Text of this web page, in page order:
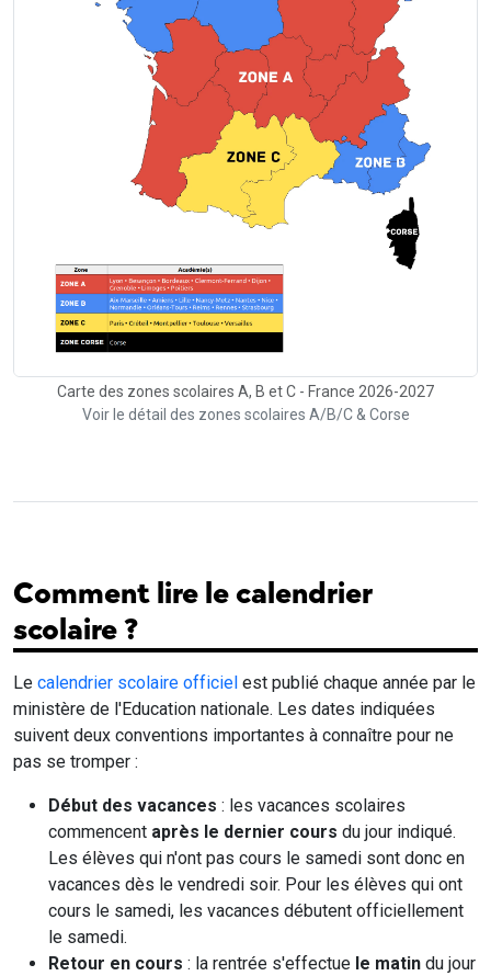
Carte des zones scolaires A, B et C - France 2026-2027
Voir le détail des zones scolaires A/B/C & Corse
Comment lire le calendrier
scolaire ?
Le calendrier scolaire officiel est publié chaque année par le
ministère de l'Education nationale. Les dates indiquées
suivent deux conventions importantes à connaître pour ne
pas se tromper :
Début des vacances : les vacances scolaires
commencent après le dernier cours du jour indiqué.
Les élèves qui n'ont pas cours le samedi sont donc en
vacances dès le vendredi soir. Pour les élèves qui ont
cours le samedi, les vacances débutent officiellement
le samedi.
Retour en cours : la rentrée s'effectue le matin du jour